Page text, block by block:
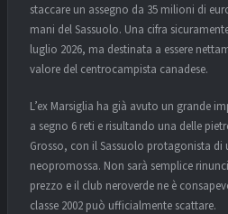
staccare un assegno da 35 milioni di
mani del Sassuolo. Una cifra
luglio 2026, ma destinata a essere
valore del centrocampista canadese.
L’ex Marsiglia ha già avuto un grande
a segno 6 reti e risultando una delle
Grosso, con il Sassuolo protagonista di
neopromossa. Non sarà semplice
prezzo e il club neroverde ne è
classe 2002 può ufficialmente scattare.